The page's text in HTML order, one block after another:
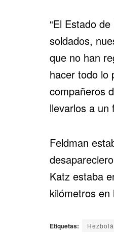
“El Estado
soldados,
que no han
hacer todo lo
compañeros
llevarlos a un
Feldman
Katz estaba
kilómetros en
Etiquetas: Hezbolá